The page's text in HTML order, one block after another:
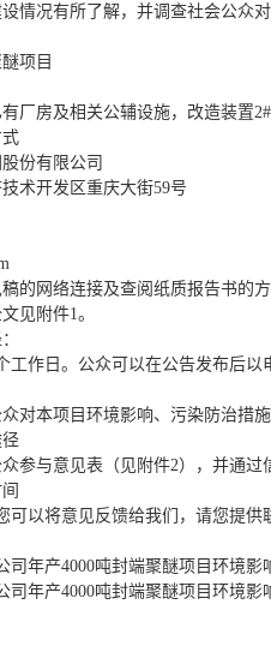
情况有所了解，并调查社会公众
项目
厂房及相关公辅设施，改造装置
份有限公司
术开发区重庆大街59号
的网络连接及查阅纸质报告书的
见附件1。
工作日。公众可以在公告发布后以
对本项目环境影响、污染防治措
参与意见表（见附件2），并通过
可以将意见反馈给我们，请您提
司年产4000吨封端聚醚项目环境影
司年产4000吨封端聚醚项目环境影